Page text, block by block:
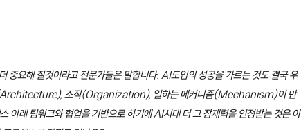
중요해 질것이라고 전문가들은 말합니다. AI도입의 성공을 가르는 것도 결국 우
(Architecture), 조직(Organization), 일하는 메커니즘(Mechanism)이 만
아래 팀워크와 협업을 기반으로 하기에 AI시대 더 그 잠재력을 인정받는 것은 아